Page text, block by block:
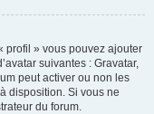
profil » vous pouvez ajouter
suivantes : Gravatar,
peut activer ou non les
disposition. Si vous ne
du forum.